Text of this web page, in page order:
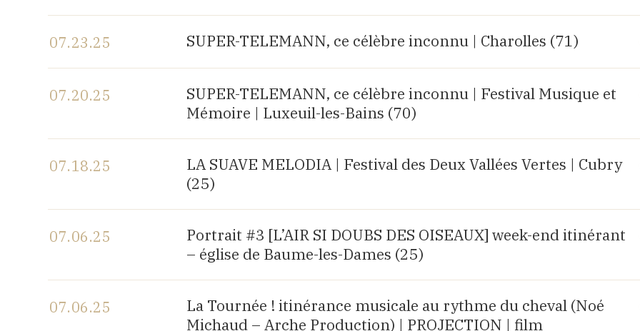
07.23.25 SUPER-TELEMANN, ce célèbre inconnu | Charolles (71)
07.20.25
SUPER-TELEMANN, ce célèbre inconnu | Festival Musique et
Mémoire | Luxeuil-les-Bains (70)
07.18.25
LA SUAVE MELODIA | Festival des Deux Vallées Vertes | Cubry
(25)
07.06.25
Portrait #3 [L’AIR SI DOUBS DES OISEAUX] week-end itinérant
– église de Baume-les-Dames (25)
07.06.25
La Tournée ! itinérance musicale au rythme du cheval (Noé
Michaud – Arche Production) | PROJECTION | film